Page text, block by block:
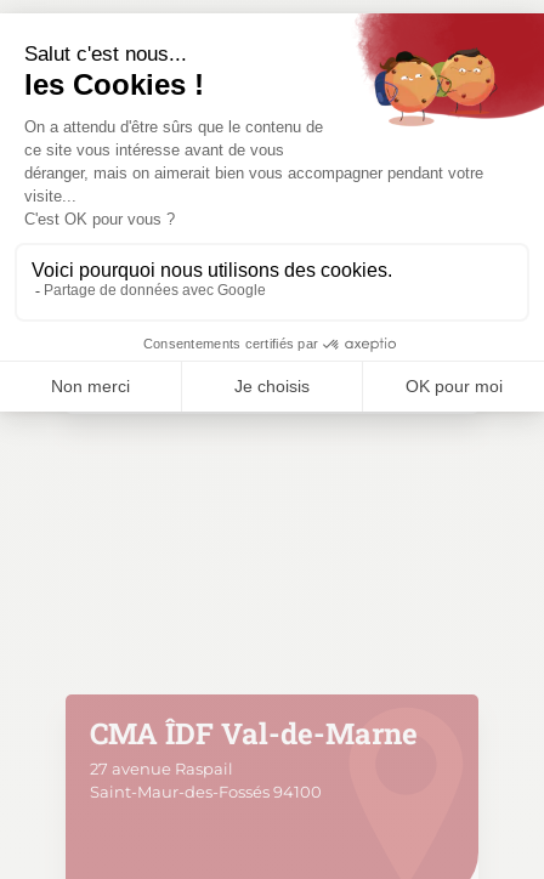
CMA ÎDF Seine-Saint-
Denis
91-129 Rue Édouard Renard
Bobigny 93000
Formation continue Formation courte
3006
formation.93@cma-idf.fr
CMA ÎDF Val-de-Marne
27 avenue Raspail
Saint-Maur-des-Fossés 94100